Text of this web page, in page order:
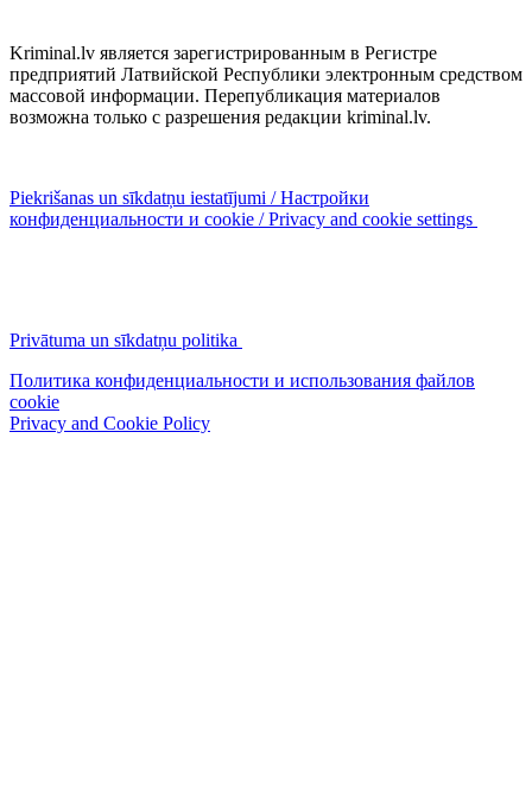
Kriminal.lv является зарегистрированным в Регистре
предприятий Латвийской Республики электронным средством
массовой информации. Перепубликация материалов
возможна только с разрешения редакции kriminal.lv.
Piekrišanas un sīkdatņu iestatījumi / Настройки
конфиденциальности и cookie / Privacy and cookie settings
Privātuma un sīkdatņu politika
Политика конфиденциальности и использования файлов
cookie
Privacy and Cookie Policy